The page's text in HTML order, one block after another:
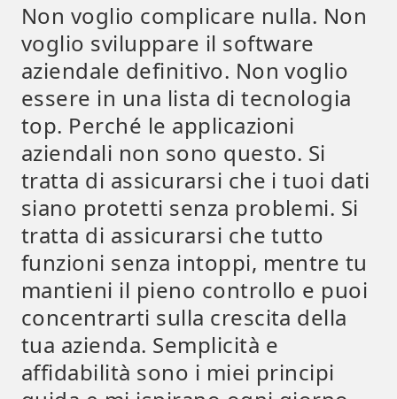
Non voglio complicare nulla. Non
voglio sviluppare il software
aziendale definitivo. Non voglio
essere in una lista di tecnologia
top. Perché le applicazioni
aziendali non sono questo. Si
tratta di assicurarsi che i tuoi dati
siano protetti senza problemi. Si
tratta di assicurarsi che tutto
funzioni senza intoppi, mentre tu
mantieni il pieno controllo e puoi
concentrarti sulla crescita della
tua azienda. Semplicità e
affidabilità sono i miei principi